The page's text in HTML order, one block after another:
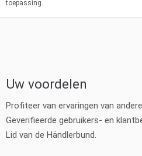
toepassing.
Uw voordelen
Profiteer van ervaringen van
Geverifieerde gebruikers- en
Lid van de Händlerbund.